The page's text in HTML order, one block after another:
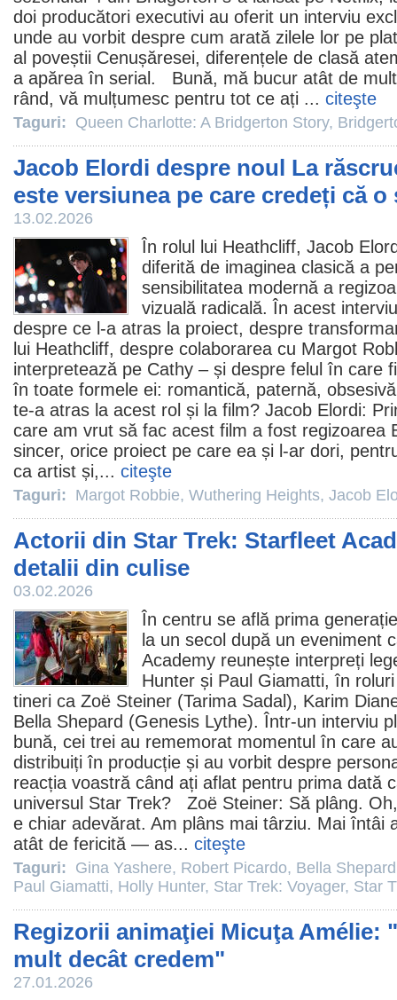
doi producători executivi au oferit un interviu
unde au vorbit despre cum arată zilele lor pe
al poveștii Cenușăresei, diferențele de clasă
a apărea în serial. Bună, mă bucur atât de
rând, vă mulțumesc pentru tot ce ați ... citeşte
Taguri: Queen Charlotte: A Bridgerton Story,
Jacob Elordi despre noul La
este versiunea pe care credeți că o
13.02.2026
În rolul lui Heathcliff, Jacob
diferită de imaginea clasică a
sensibilitatea modernă a
vizuală radicală. În acest
despre ce l-a atras la proiect, despre
lui Heathcliff, despre colaborarea cu Margot
interpretează pe Cathy – și despre felul în care
în toate formele ei: romantică, paternă,
te-a atras la acest rol și la film? Jacob Elordi:
care am vrut să fac acest film a fost regizoarea
sincer, orice proiect pe care ea și l-ar dori,
ca artist și,... citeşte
Taguri: Margot Robbie, Wuthering Heights, Jacob
Actorii din Star Trek: Starfleet
detalii din culise
03.02.2026
În centru se află prima
la un secol după un eveniment
Academy reunește interpreți
Hunter și Paul Giamatti, în
tineri ca Zoë Steiner (Tarima Sadal), Karim
Bella Shepard (Genesis Lythe). Într-un interviu
bună, cei trei au rememorat momentul în care
distribuiți în producție și au vorbit despre
reacția voastră când ați aflat pentru prima dată
universul Star Trek? Zoë Steiner: Să plâng.
e chiar adevărat. Am plâns mai târziu. Mai întâi
atât de fericită — as... citeşte
Taguri: Gina Yashere, Robert Picardo, Bella Shepard
Paul Giamatti, Holly Hunter, Star Trek: Voyager, Star
Regizorii animaţiei Micuţa Amélie:
mult decât credem"
27.01.2026